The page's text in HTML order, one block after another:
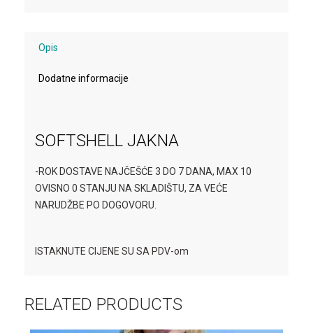
Opis
Dodatne informacije
SOFTSHELL JAKNA
-ROK DOSTAVE NAJČEŠĆE 3 DO 7 DANA, MAX 10
OVISNO 0 STANJU NA SKLADIŠTU, ZA VEĆE
NARUDŽBE PO DOGOVORU.
ISTAKNUTE CIJENE SU SA PDV-om
RELATED PRODUCTS